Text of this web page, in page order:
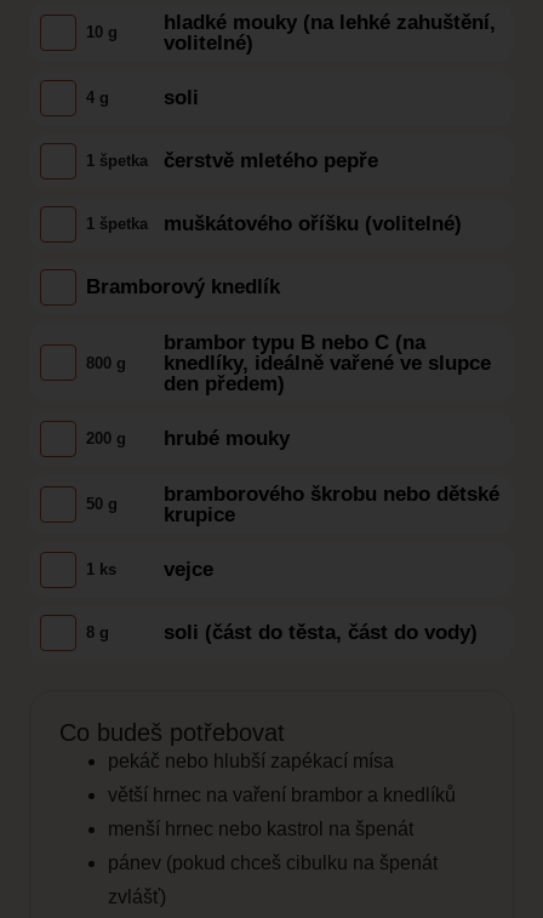
10 g
hladké mouky (na lehké zahuštění,
volitelné)
4 g soli
1 špetka čerstvě mletého pepře
1 špetka muškátového oříšku (volitelné)
Bramborový knedlík
800 g
brambor typu B nebo C (na
knedlíky, ideálně vařené ve slupce
den předem)
200 g hrubé mouky
50 g
bramborového škrobu nebo dětské
krupice
1 ks vejce
8 g soli (část do těsta, část do vody)
Co budeš potřebovat
pekáč nebo hlubší zapékací mísa
větší hrnec na vaření brambor a knedlíků
menší hrnec nebo kastrol na špenát
pánev (pokud chceš cibulku na špenát
zvlášť)